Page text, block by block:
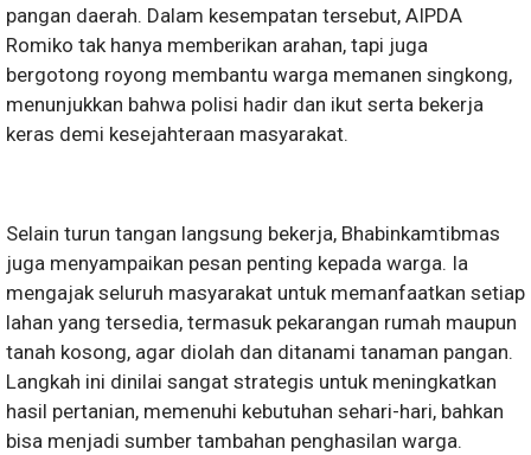
pangan daerah. Dalam kesempatan tersebut, AIPDA
Romiko tak hanya memberikan arahan, tapi juga
bergotong royong membantu warga memanen singkong,
menunjukkan bahwa polisi hadir dan ikut serta bekerja
keras demi kesejahteraan masyarakat.
Selain turun tangan langsung bekerja, Bhabinkamtibmas
juga menyampaikan pesan penting kepada warga. Ia
mengajak seluruh masyarakat untuk memanfaatkan setiap
lahan yang tersedia, termasuk pekarangan rumah maupun
tanah kosong, agar diolah dan ditanami tanaman pangan.
Langkah ini dinilai sangat strategis untuk meningkatkan
hasil pertanian, memenuhi kebutuhan sehari-hari, bahkan
bisa menjadi sumber tambahan penghasilan warga.